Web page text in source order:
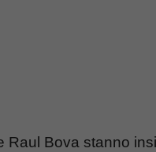
Raul Bova stanno